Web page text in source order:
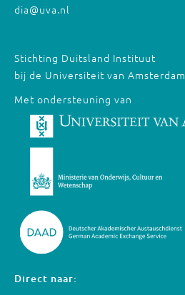
dia@uva.nl
Stichting Duitsland Instituut
bij de Universiteit van Amsterdam
Met ondersteuning van
Direct naar: